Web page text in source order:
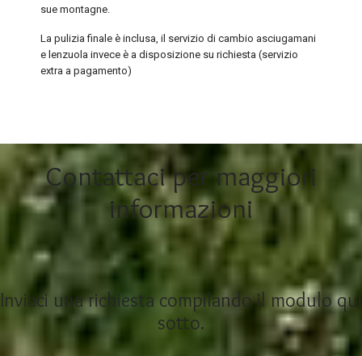
sue montagne.
La pulizia finale è inclusa, il servizio di cambio asciugamani
e lenzuola invece è a disposizione su richiesta (servizio
extra a pagamento)
Contattaci per maggiori
informazioni
Inviaci una richiesta compilando il modulo qui
sotto.